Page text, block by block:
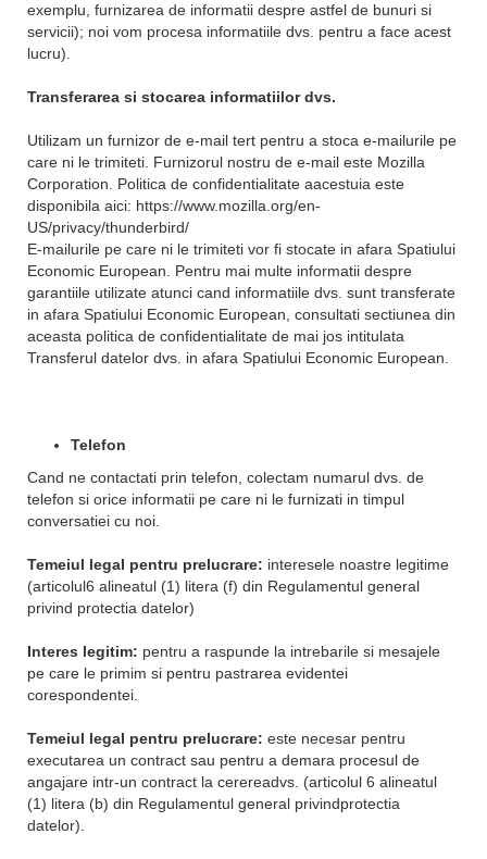
exemplu, furnizarea de informatii despre astfel de bunuri si
servicii); noi vom procesa informatiile dvs. pentru a face acest
lucru).
Transferarea si stocarea informatiilor dvs.
Utilizam un furnizor de e-mail tert pentru a stoca e-mailurile pe
care ni le trimiteti. Furnizorul nostru de e-mail este Mozilla
Corporation. Politica de confidentialitate aacestuia este
disponibila aici: https://www.mozilla.org/en-
US/privacy/thunderbird/
E-mailurile pe care ni le trimiteti vor fi stocate in afara Spatiului
Economic European. Pentru mai multe informatii despre
garantiile utilizate atunci cand informatiile dvs. sunt transferate
in afara Spatiului Economic European, consultati sectiunea din
aceasta politica de confidentialitate de mai jos intitulata
Transferul datelor dvs. in afara Spatiului Economic European.
Telefon
Cand ne contactati prin telefon, colectam numarul dvs. de
telefon si orice informatii pe care ni le furnizati in timpul
conversatiei cu noi.
Temeiul legal pentru prelucrare: interesele noastre legitime
(articolul6 alineatul (1) litera (f) din Regulamentul general
privind protectia datelor)
Interes legitim: pentru a raspunde la intrebarile si mesajele
pe care le primim si pentru pastrarea evidentei
corespondentei.
Temeiul legal pentru prelucrare: este necesar pentru
executarea un contract sau pentru a demara procesul de
angajare intr-un contract la cerereadvs. (articolul 6 alineatul
(1) litera (b) din Regulamentul general privindprotectia
datelor).